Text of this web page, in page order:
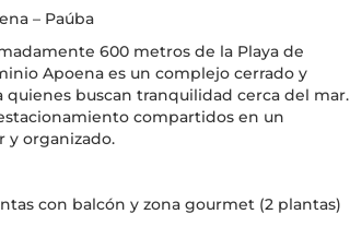
– Paúba
600 metros de la Playa de
Apoena es un complejo cerrado y
quienes buscan tranquilidad cerca del mar.
compartidos en un
y organizado.
con balcón y zona gourmet (2 plantas)